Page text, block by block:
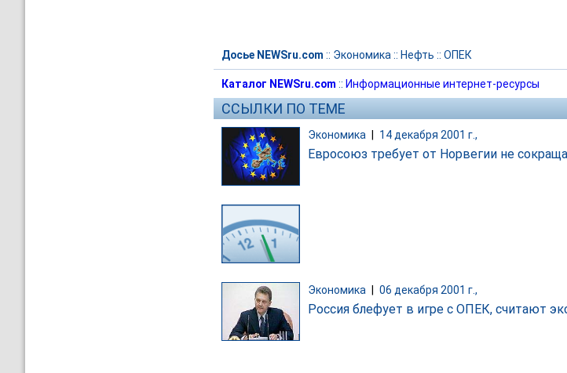
Досье NEWSru.com :: Экономика :: Нефть :: ОПЕК
Каталог NEWSru.com :: Информационные интернет-ресурсы
ССЫЛКИ ПО ТЕМЕ
Экономика 14 декабря 2001 г.,
Евросоюз требует от Норвегии не
Экономика 06 декабря 2001 г.,
Россия блефует в игре с ОПЕК, считают